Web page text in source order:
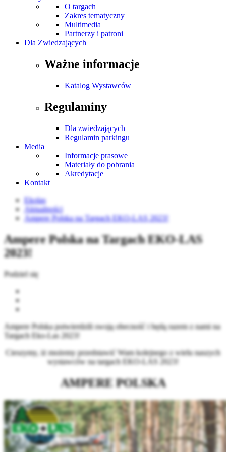
O targach
Zakres tematyczny
Multimedia
Partnerzy i patroni
Dla Zwiedzających
Ważne informacje
Katalog Wystawców
Regulaminy
Dla zwiedzających
Regulamin parkingu
Media
Informacje prasowe
Materiały do pobrania
Akredytacje
Kontakt
Ekolas
Aktualności
Ampere Polska na Targach EKO-LAS 2023!
Ampere Polska na Targach EKO-LAS
2023!
Podziel się
Ampere Polska potwierdzili swoją obecność i będą razem z nami na
Targach Eko-Las 2023!
Cieszymy, iż możemy przedstawić Wam kolejnego z wielu naszych
wystawców na targach EKO-LAS 2023!
AMPERE POLSKA